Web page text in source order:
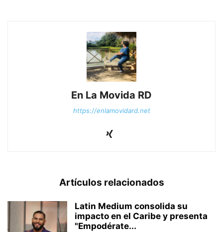
En La Movida RD
https://enlamovidard.net
Artículos relacionados
Latin Medium consolida su
impacto en el Caribe y presenta
"Empodérate...